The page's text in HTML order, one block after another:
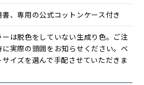
にも合う、自由な帽子、それがパナマ
クア アンディーノ
パナマハットは、100%本場エクアド
トキア草を使用し、熟練の職人が約3
書、専用の公式コットンケース付き
ーは脱色をしていない生成り色。ご注
に実際の頭囲をお知らせください。ベ
サイズを選んで手配させていただきま